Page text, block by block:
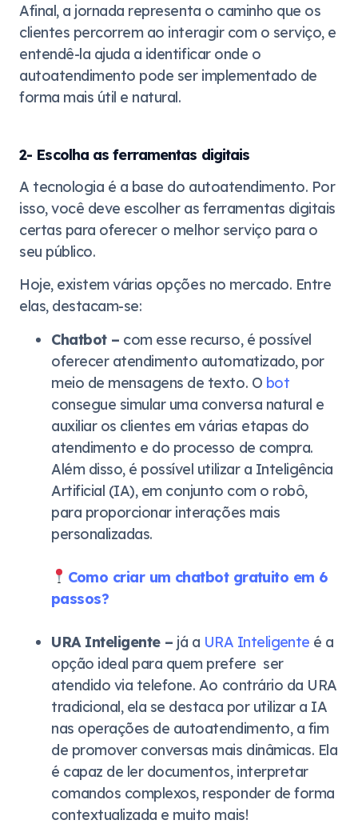
Afinal, a jornada representa o caminho que os
clientes percorrem ao interagir com o serviço, e
entendê-la ajuda a identificar onde o
autoatendimento pode ser implementado de
forma mais útil e natural.
2- Escolha as ferramentas digitais
A tecnologia é a base do autoatendimento. Por
isso, você deve escolher as ferramentas digitais
certas para oferecer o melhor serviço para o
seu público.
Hoje, existem várias opções no mercado. Entre
elas, destacam-se:
Chatbot – com esse recurso, é possível
oferecer atendimento automatizado, por
meio de mensagens de texto. O bot
consegue simular uma conversa natural e
auxiliar os clientes em várias etapas do
atendimento e do processo de compra.
Além disso, é possível utilizar a Inteligência
Artificial (IA), em conjunto com o robô,
para proporcionar interações mais
personalizadas.
Como criar um chatbot gratuito em 6
passos?
URA Inteligente – já a URA Inteligente é a
opção ideal para quem prefere ser
atendido via telefone. Ao contrário da URA
tradicional, ela se destaca por utilizar a IA
nas operações de autoatendimento, a fim
de promover conversas mais dinâmicas. Ela
é capaz de ler documentos, interpretar
comandos complexos, responder de forma
contextualizada e muito mais!